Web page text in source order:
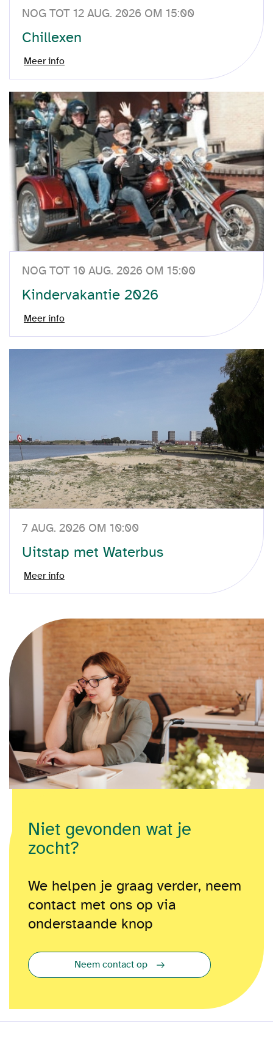
NOG TOT 12 AUG. 2026 OM 15:00
Chillexen
Meer info
NOG TOT 10 AUG. 2026 OM 15:00
Kindervakantie 2026
Meer info
7 AUG. 2026 OM 10:00
Uitstap met Waterbus
Meer info
Niet gevonden wat je
zocht?
We helpen je graag verder, neem
contact met ons op via
onderstaande knop
Neem contact op